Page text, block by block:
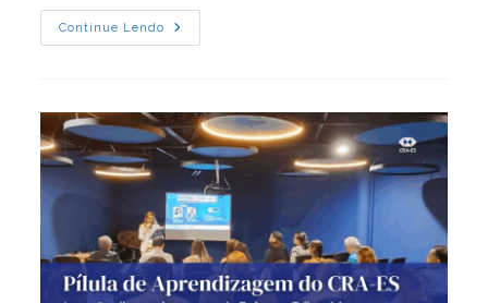
Continue Lendo
“Ah,
Não
Cadastro
E
Evite
Perder
Comunicados
Do
CRA-
ES